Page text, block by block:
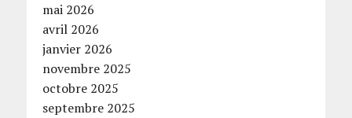
mai 2026
avril 2026
janvier 2026
novembre 2025
octobre 2025
septembre 2025